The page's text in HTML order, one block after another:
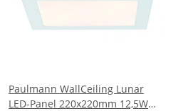
Paulmann WallCeiling Lunar
LED-Panel 220x220mm 12,5W